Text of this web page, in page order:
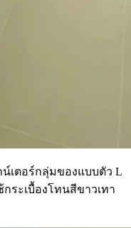
เตอร์กลุ่มของแบบตัว L
ระเบื้องโทนสีขาวเทา